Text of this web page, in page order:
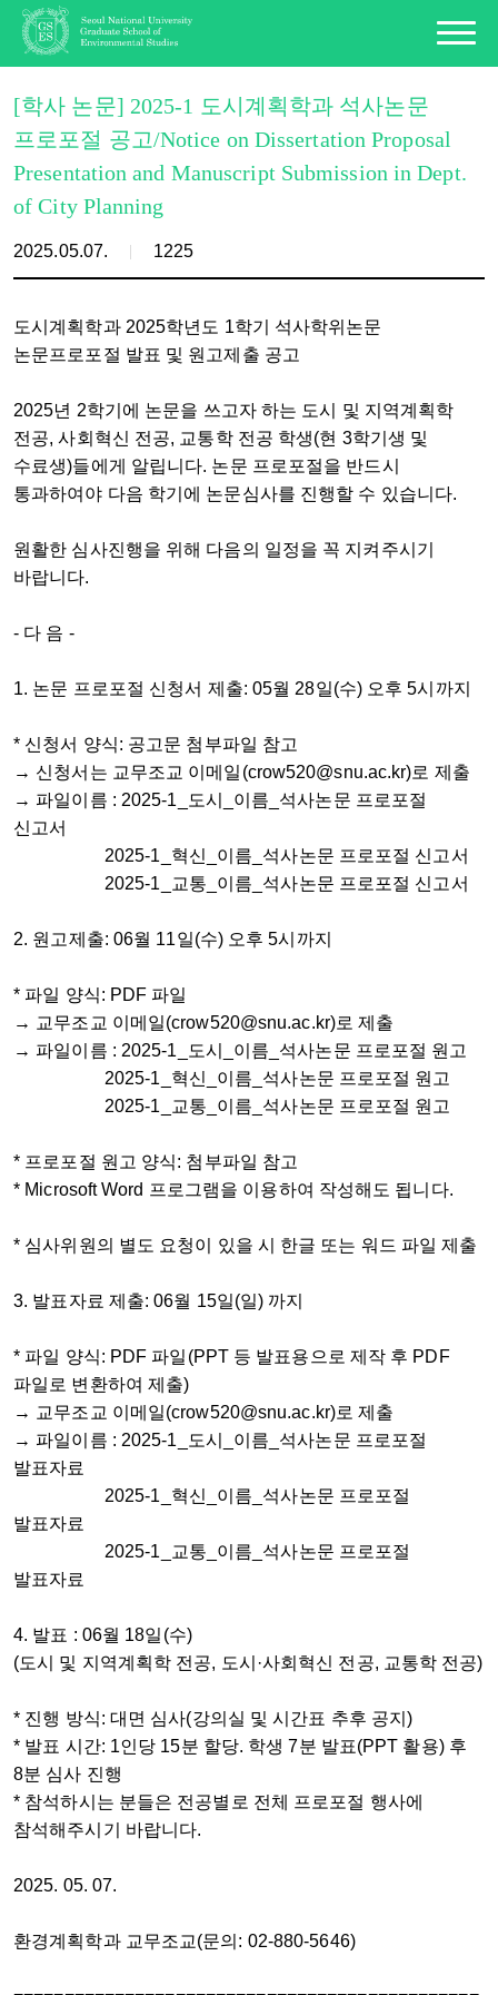
[학사 논문] 2025-1 도시계획학과 석사논문
프로포절 공고/Notice on Dissertation Proposal
Presentation and Manuscript Submission in Dept.
of City Planning
2025.05.07. 1225
도시계획학과 2025학년도 1학기 석사학위논문
논문프로포절 발표 및 원고제출 공고
2025년 2학기에 논문을 쓰고자 하는 도시 및 지역계획학
전공, 사회혁신 전공, 교통학 전공 학생(현 3학기생 및
수료생)들에게 알립니다. 논문 프로포절을 반드시
통과하여야 다음 학기에 논문심사를 진행할 수 있습니다.
원활한 심사진행을 위해 다음의 일정을 꼭 지켜주시기
바랍니다.
- 다 음 -
1. 논문 프로포절 신청서 제출: 05월 28일(수) 오후 5시까지
* 신청서 양식: 공고문 첨부파일 참고
→ 신청서는 교무조교 이메일(crow520@snu.ac.kr)로 제출
→ 파일이름 : 2025-1_도시_이름_석사논문 프로포절
신고서
2025-1_혁신_이름_석사논문 프로포절 신고서
2025-1_교통_이름_석사논문 프로포절 신고서
2. 원고제출: 06월 11일(수) 오후 5시까지
* 파일 양식: PDF 파일
→ 교무조교 이메일(crow520@snu.ac.kr)로 제출
→ 파일이름 : 2025-1_도시_이름_석사논문 프로포절 원고
2025-1_혁신_이름_석사논문 프로포절 원고
2025-1_교통_이름_석사논문 프로포절 원고
* 프로포절 원고 양식: 첨부파일 참고
* Microsoft Word 프로그램을 이용하여 작성해도 됩니다.
* 심사위원의 별도 요청이 있을 시 한글 또는 워드 파일 제출
3. 발표자료 제출: 06월 15일(일) 까지
* 파일 양식: PDF 파일(PPT 등 발표용으로 제작 후 PDF
파일로 변환하여 제출)
→ 교무조교 이메일(crow520@snu.ac.kr)로 제출
→ 파일이름 : 2025-1_도시_이름_석사논문 프로포절
발표자료
2025-1_혁신_이름_석사논문 프로포절
발표자료
2025-1_교통_이름_석사논문 프로포절
발표자료
4. 발표 : 06월 18일(수)
(도시 및 지역계획학 전공, 도시·사회혁신 전공, 교통학 전공)
* 진행 방식: 대면 심사(강의실 및 시간표 추후 공지)
* 발표 시간: 1인당 15분 할당. 학생 7분 발표(PPT 활용) 후
8분 심사 진행
* 참석하시는 분들은 전공별로 전체 프로포절 행사에
참석해주시기 바랍니다.
2025. 05. 07.
환경계획학과 교무조교(문의: 02-880-5646)